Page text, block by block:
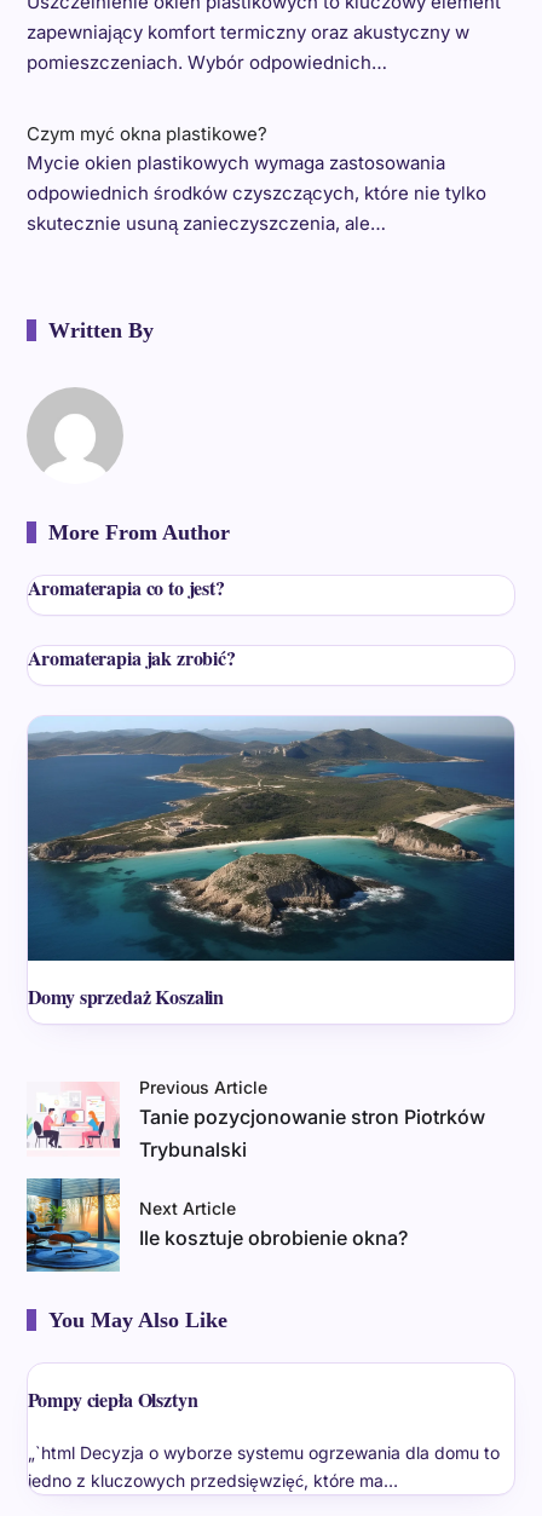
zapewniający komfort termiczny oraz akustyczny w
pomieszczeniach. Wybór odpowiednich…
Czym myć okna plastikowe?
Mycie okien plastikowych wymaga zastosowania
odpowiednich środków czyszczących, które nie tylko
skutecznie usuną zanieczyszczenia, ale…
Written By
More From Author
Aromaterapia co to jest?
Aromaterapia jak zrobić?
Domy sprzedaż Koszalin
Previous Article
Tanie pozycjonowanie stron Piotrków
Trybunalski
Next Article
Ile kosztuje obrobienie okna?
You May Also Like
Pompy ciepła Olsztyn
„`html Decyzja o wyborze systemu ogrzewania dla domu to
jedno z kluczowych przedsięwzięć, które ma…